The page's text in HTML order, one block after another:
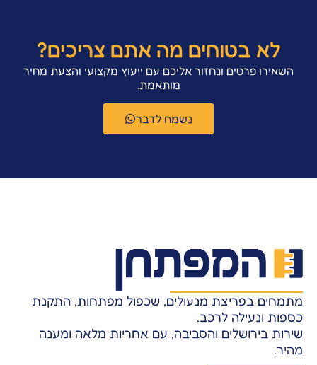
לא בטוחים מה אתם צריכים?
השאירו פרטים ונחזור אליכם עם ייעוץ מקצועי והצעת מחיר
מותאמת.
נשמח לדבר
מתמחים בפריצת מנעולים, שכפול מפתחות, התקנת
כספות ונעילה לרכב.
שירות בירושלים והסביבה, עם אחריות מלאה ומענה
מהיר.